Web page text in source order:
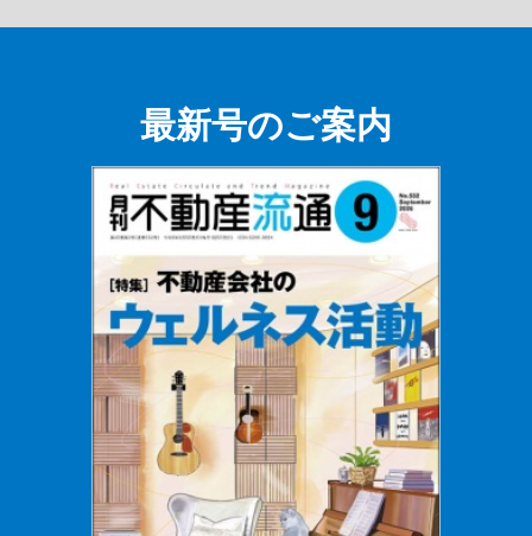
最新号のご案内